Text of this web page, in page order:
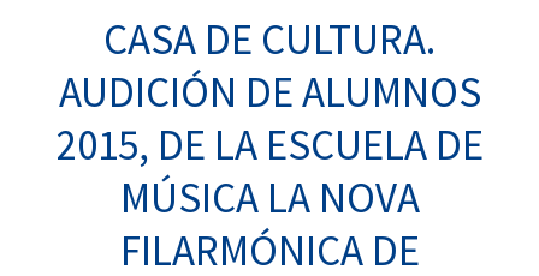
CASA DE CULTURA.
AUDICIÓN DE ALUMNOS
2015, DE LA ESCUELA DE
MÚSICA LA NOVA
FILARMÓNICA DE